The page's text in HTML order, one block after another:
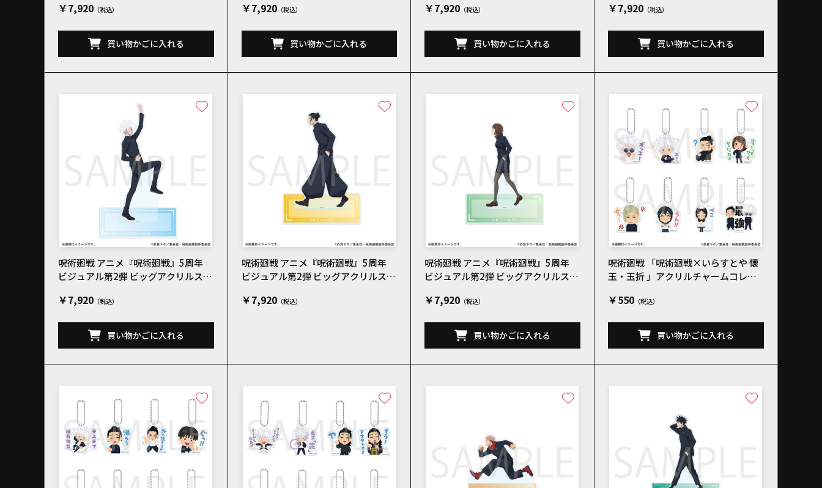
￥7,920
買い物かごに入れる
￥7,920
買い物かごに入れる
￥7,920
買い物かごに入れる
￥7,920
買い物かごに入れる
呪術廻戦 アニメ『呪術廻戦』5周年
ビジュアル第2弾 ビッグアクリルスタ
￥7,920
買い物かごに入れる
呪術廻戦 アニメ『呪術廻戦』5周年
ビジュアル第2弾 ビッグアクリルスタ
￥7,920
呪術廻戦 アニメ『呪術廻戦』5周年
ビジュアル第2弾 ビッグアクリルスタ
￥7,920
買い物かごに入れる
呪術廻戦 「呪術廻戦×いらすとや 懐
玉・玉折 」アクリルチャームコレク
￥550
買い物かごに入れる